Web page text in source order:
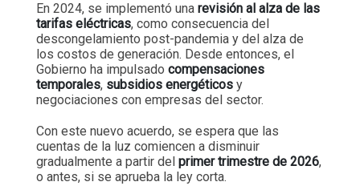
En 2024, se implementó una revisión al alza de las
tarifas eléctricas, como consecuencia del
descongelamiento post-pandemia y del alza de
los costos de generación. Desde entonces, el
Gobierno ha impulsado compensaciones
temporales, subsidios energéticos y
negociaciones con empresas del sector.
Con este nuevo acuerdo, se espera que las
cuentas de la luz comiencen a disminuir
gradualmente a partir del primer trimestre de 2026,
o antes, si se aprueba la ley corta.